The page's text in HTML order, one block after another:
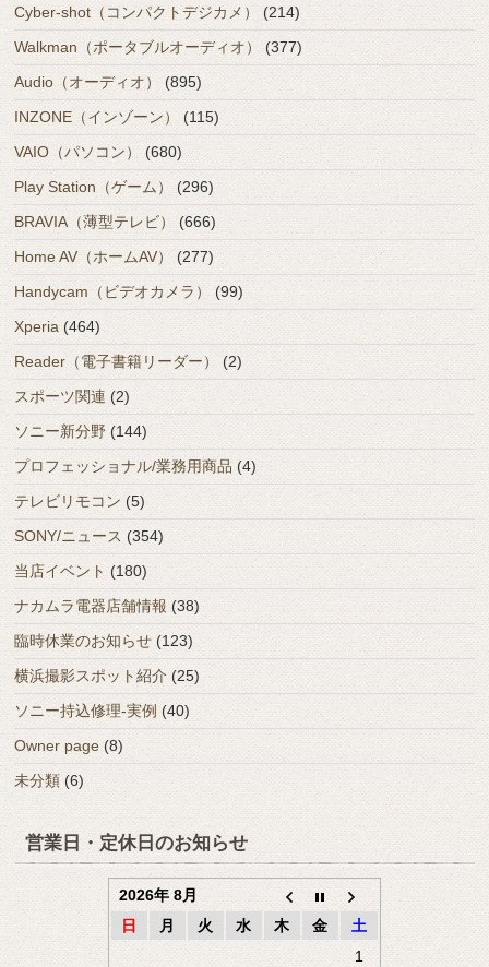
Cyber-shot（コンパクトデジカメ）
(214)
Walkman（ポータブルオーディオ）
(377)
Audio（オーディオ）
(895)
INZONE（インゾーン）
(115)
VAIO（パソコン）
(680)
Play Station（ゲーム）
(296)
BRAVIA（薄型テレビ）
(666)
Home AV（ホームAV）
(277)
Handycam（ビデオカメラ）
(99)
Xperia (464)
Reader（電子書籍リーダー）
(2)
スポーツ関連 (2)
ソニー新分野 (144)
プロフェッショナル/業務用商品 (4)
テレビリモコン (5)
SONY/ニュース (354)
当店イベント (180)
ナカムラ電器店舗情報 (38)
臨時休業のお知らせ (123)
横浜撮影スポット紹介 (25)
ソニー持込修理-実例 (40)
Owner page (8)
未分類 (6)
営業日・定休日のお知らせ
2026年 8月
日
月 火 水 木 金
土
1